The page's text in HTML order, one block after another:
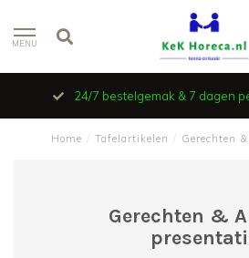
MENU
24/7 bestelgemak & 7 dagen
Home Tafelartikelen Gerechten
Gerechten &